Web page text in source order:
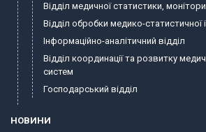
Відділ медичної статистики,
Відділ обробки медико-статистичної
Інформаційно-аналітичний відділ
Відділ координації та розвитку
систем
Господарський відділ
НОВИНИ